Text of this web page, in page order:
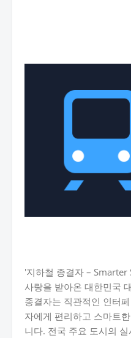
'지하철 종결자 –
사랑을 받아온 대한민국
종결자는 직관적인 인터
자에게 편리하고 스마트
니다. 전국 주요 도시의